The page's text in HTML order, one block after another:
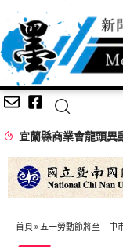
首頁 » 五一勞動節將至 中